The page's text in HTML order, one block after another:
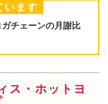
います
ス・ホットヨ